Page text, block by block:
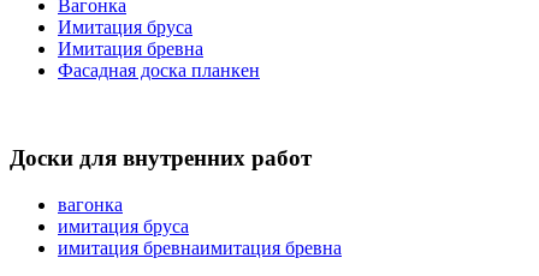
Вагонка
Имитация бруса
Имитация бревна
Фасадная доска планкен
Доски для внутренних работ
вагонка
имитация бруса
имитация бревнаимитация бревна